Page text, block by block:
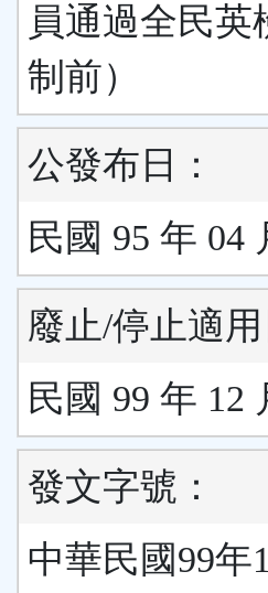
員通過全民
制前）
公發布日：
民國 95 年 04
廢止/停止適用
民國 99 年 12
發文字號：
中華民國99年